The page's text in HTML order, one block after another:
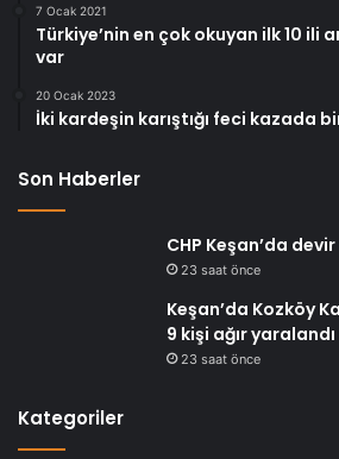
7 Ocak 2021
Türkiye’nin en çok okuyan ilk 10 ili
var
20 Ocak 2023
İki kardeşin karıştığı feci kazada
Son Haberler
CHP Keşan’da
23 saat önce
Keşan’da Kozköy
9 kişi ağır yaralandı
23 saat önce
Kategoriler